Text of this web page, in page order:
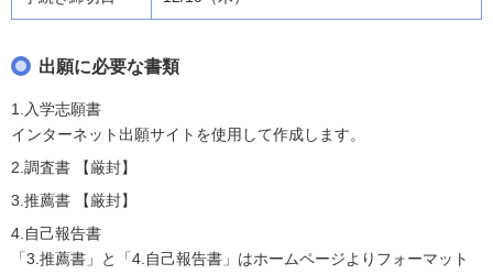
出願に必要な書類
1.入学志願書
インターネット出願サイトを使用して作成します。
2.調査書 【厳封】
3.推薦書 【厳封】
4.自己報告書
「3.推薦書」と「4.自己報告書」はホームページよりフォーマット